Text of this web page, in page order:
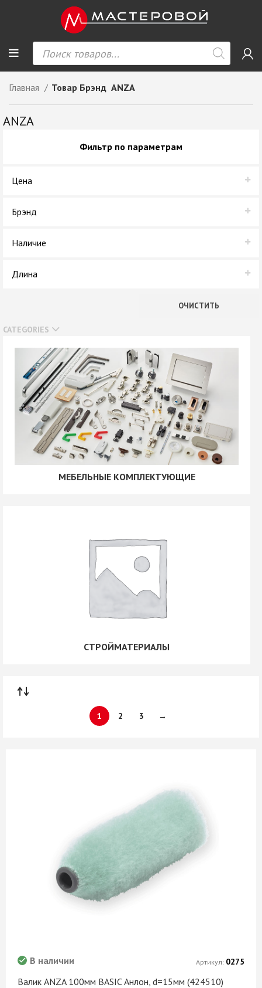
Главная Товар Брэнд ANZA
ANZA
Фильтр по параметрам
Цена
Брэнд
Наличие
Длина
ОЧИСТИТЬ
CATEGORIES
МЕБЕЛЬНЫЕ КОМПЛЕКТУЮЩИЕ
СТРОЙМАТЕРИАЛЫ
1 2 3 →
Валик ANZA 100мм BASIC Анлон, d=15мм (424510)
В наличии Артикул: 0275